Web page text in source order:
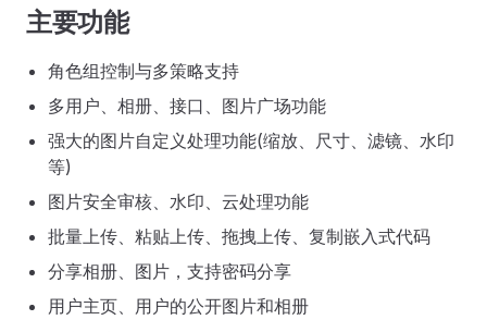
主要功能
角色组控制与多策略支持
多用户、相册、接口、图片广场功能
强大的图片自定义处理功能(缩放、尺寸、滤镜、水印
等)
图片安全审核、水印、云处理功能
批量上传、粘贴上传、拖拽上传、复制嵌入式代码
分享相册、图片，支持密码分享
用户主页、用户的公开图片和相册